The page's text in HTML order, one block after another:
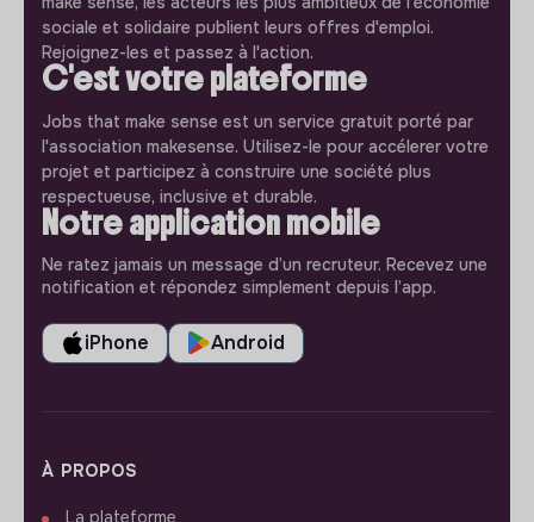
sociale et solidaire publient leurs offres d'emploi.
Rejoignez-les et passez à l'action.
C'est votre plateforme
Jobs that make sense est un service gratuit porté par
l'association makesense. Utilisez-le pour accélerer votre
projet et participez à construire une société plus
respectueuse, inclusive et durable.
Notre application mobile
Ne ratez jamais un message d’un recruteur. Recevez une
notification et répondez simplement depuis l’app.
iPhone Android
À PROPOS
La plateforme